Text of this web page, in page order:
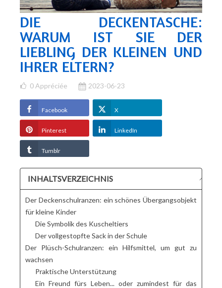
DIE DECKENTASCHE:
WARUM IST SIE DER
LIEBLING DER KLEINEN UND
IHRER ELTERN?
0 Appréciée 2023-06-23
Facebook X
Pinterest LinkedIn
Tumblr
INHALTSVERZEICHNIS
Der Deckenschulranzen: ein schönes Übergangsobjekt
für kleine Kinder
Die Symbolik des Kuscheltiers
Der vollgestopfte Sack in der Schule
Der Plüsch-Schulranzen: ein Hilfsmittel, um gut zu
wachsen
Praktische Unterstützung
Ein Freund fürs Leben... oder zumindest für das